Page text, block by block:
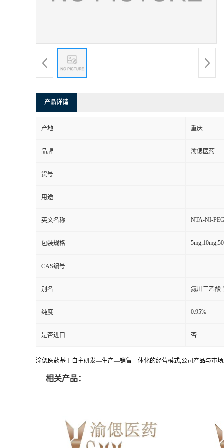
产品详请
产地 重庆
品牌 渝偲医药
货号
用途
英文名称 NTA-NI-
包装规格
CAS编号
别名 氮川三乙酸
纯度 0.95%
是否进口 否
渝偲医药基于自主研发—生产—销售一体化的经营模式,公司产品与市
相关产品：